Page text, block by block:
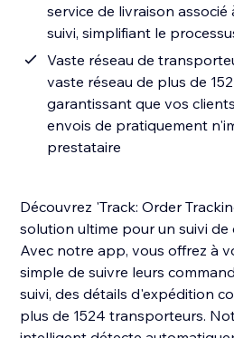
service de livraison
suivi, simplifiant le
Vaste réseau de
vaste réseau de plus de
garantissant que vos
envois de pratiquement
prestataire
Découvrez 'Track: Order
solution ultime pour un suivi de
Avec notre app, vous offrez à
simple de suivre leurs
suivi, des détails d'expédition
plus de 1524 transporteurs.